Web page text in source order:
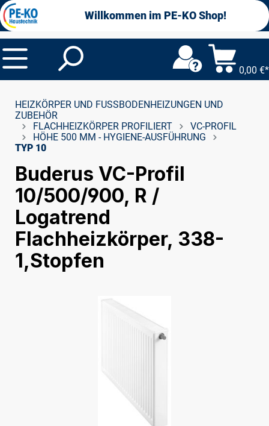
springen Willkommen im PE-KO Shop!
0,00 €*
HEIZKÖRPER UND FUSSBODENHEIZUNGEN UND Z
UBEHÖR
FLACHHEIZKÖRPER PROFILIERT
VC-PROFIL
HÖHE 500 MM - HYGIENE-AUSFÜHRUNG
TYP 10
Buderus VC-Profil
10/500/900, R /
Logatrend
Flachheizkörper, 338-
1,Stopfen